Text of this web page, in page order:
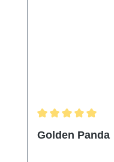
Golden Panda